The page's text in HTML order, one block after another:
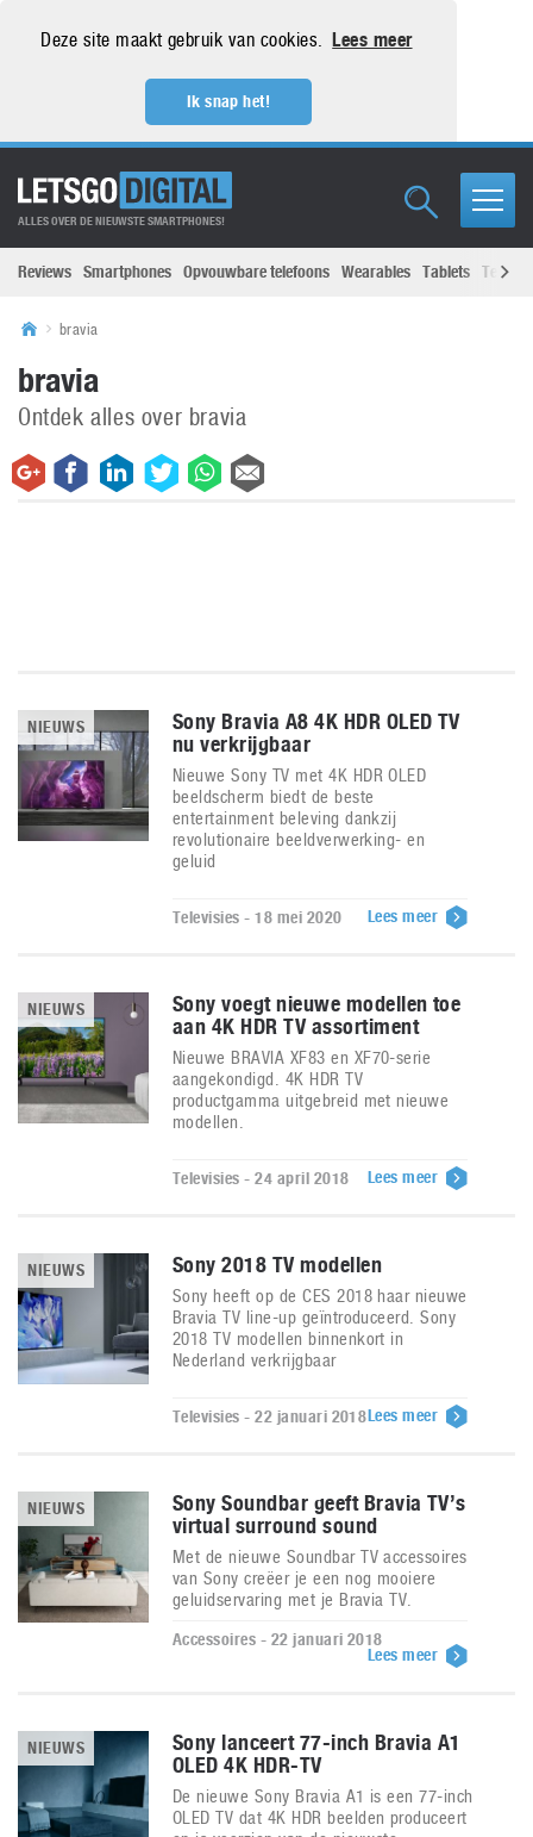
Deze site maakt gebruik van cookies. Lees meer
Ik snap het!
ALLES OVER DE NIEUWSTE SMARTPHONES!
Reviews Smartphones Opvouwbare telefoons Wearables Tablets
bravia
bravia
Ontdek alles over bravia
NIEUWS
Sony Bravia A8 4K HDR OLED TV
nu verkrijgbaar
Nieuwe Sony TV met 4K HDR OLED
beeldscherm biedt de beste
entertainment beleving dankzij
revolutionaire beeldverwerking- en
geluid
Televisies - 18 mei 2020 Lees meer
NIEUWS
Sony voegt nieuwe modellen toe
aan 4K HDR TV assortiment
Nieuwe BRAVIA XF83 en XF70-serie
aangekondigd. 4K HDR TV
productgamma uitgebreid met nieuwe
modellen.
Televisies - 24 april 2018 Lees meer
NIEUWS Sony 2018 TV modellen
Sony heeft op de CES 2018 haar nieuwe
Bravia TV line-up geïntroduceerd. Sony
2018 TV modellen binnenkort in
Nederland verkrijgbaar
Televisies - 22 januari 2018Lees meer
NIEUWS
Sony Soundbar geeft Bravia TV’s
virtual surround sound
Met de nieuwe Soundbar TV accessoires
van Sony creëer je een nog mooiere
geluidservaring met je Bravia TV.
Accessoires - 22 januari 2018
Lees meer
NIEUWS
Sony lanceert 77-inch Bravia A1
OLED 4K HDR-TV
De nieuwe Sony Bravia A1 is een 77-inch
OLED TV dat 4K HDR beelden produceert